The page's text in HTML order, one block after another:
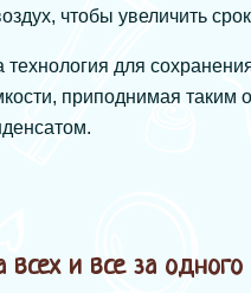
чтобы увеличить
технология для
приподнимая таким
всех и все за